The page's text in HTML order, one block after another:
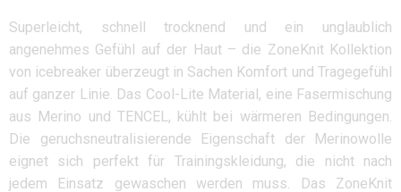
Superleicht, schnell trocknend und ein unglaublich
angenehmes Gefühl auf der Haut – die ZoneKnit Kollektion
von icebreaker überzeugt in Sachen Komfort und Tragegefühl
auf ganzer Linie. Das Cool-Lite Material, eine Fasermischung
aus Merino und TENCEL, kühlt bei wärmeren Bedingungen.
Die geruchsneutralisierende Eigenschaft der Merinowolle
eignet sich perfekt für Trainingskleidung, die nicht nach
jedem Einsatz gewaschen werden muss. Das ZoneKnit